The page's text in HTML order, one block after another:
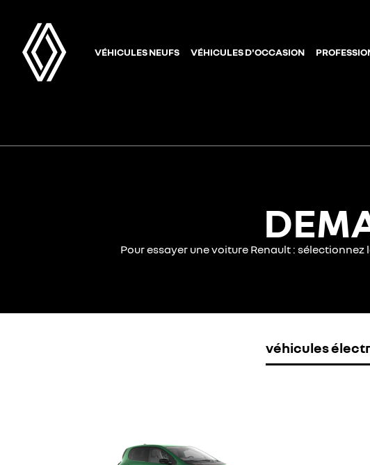
VÉHICULES NEUFS VÉHICULES D'OCCASION
Pour essayer une voiture Renault :
véhicules